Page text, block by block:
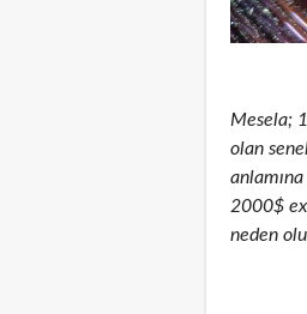
Mesela;
olan
2000$
neden